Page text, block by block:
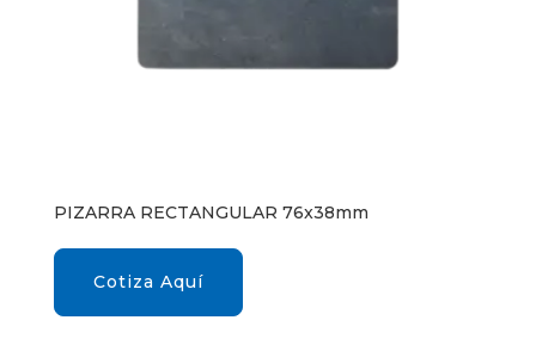
PIZARRA RECTANGULAR 76x38mm
Cotiza Aquí